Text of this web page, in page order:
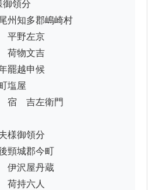
州知多郡嶋崎村
平野左京
吉
罷越申候
屋
衛門
御領分
頸城郡今町
伊沢屋丹蔵
人